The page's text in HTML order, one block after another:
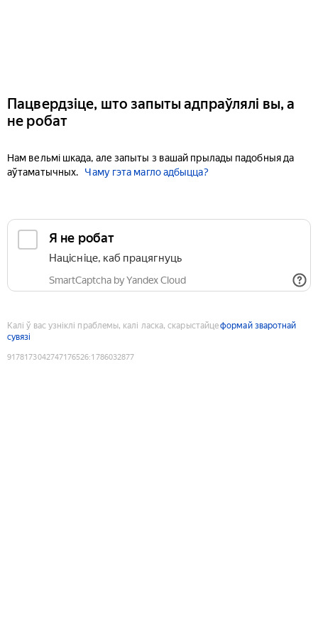
Пацвердзіце, што запыты адпраўлялі вы, а
не робат
Нам вельмі шкада, але запыты з вашай прылады падобныя да
аўтаматычных.
Чаму гэта магло адбыцца?
Я не робат
Націсніце, каб працягнуць
SmartCaptcha by Yandex Cloud
Калі ў вас узніклі праблемы, калі ласка, скарыстайцеформай зваротнай
сувязі
9178173042747176526:1786032877